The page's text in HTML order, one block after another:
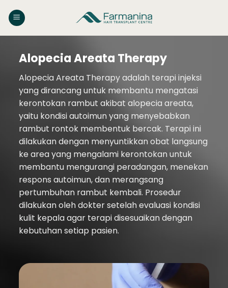
Alopecia Areata Therapy
Alopecia Areata Therapy adalah terapi injeksi
yang dirancang untuk membantu mengatasi
kerontokan rambut akibat alopecia areata,
yaitu kondisi autoimun yang menyebabkan
rambut rontok membentuk bercak. Terapi ini
dilakukan dengan menyuntikkan obat langsung
ke area yang mengalami kerontokan untuk
membantu mengurangi peradangan, menekan
respons autoimun, dan merangsang
pertumbuhan rambut kembali. Prosedur
dilakukan oleh dokter setelah evaluasi kondisi
kulit kepala agar terapi disesuaikan dengan
kebutuhan setiap pasien.